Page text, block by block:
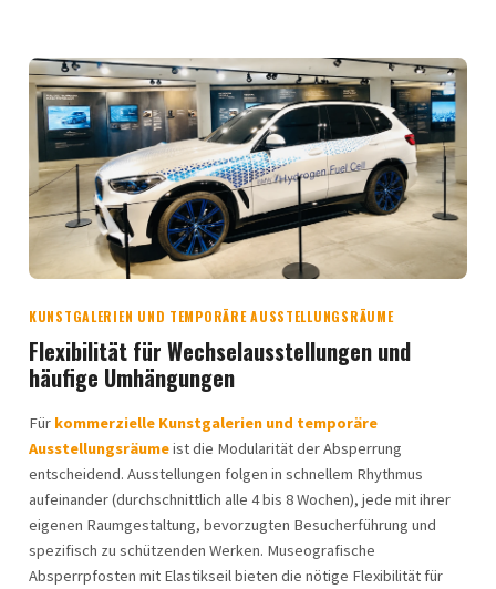
KUNSTGALERIEN UND TEMPORÄRE AUSSTELLUNGSRÄUME
Flexibilität für Wechselausstellungen und
häufige Umhängungen
Für kommerzielle Kunstgalerien und temporäre
Ausstellungsräumeist die Modularität der Absperrung
entscheidend. Ausstellungen folgen in schnellem Rhythmus
aufeinander (durchschnittlich alle 4 bis 8 Wochen), jede mit ihrer
eigenen Raumgestaltung, bevorzugten Besucherführung und
spezifisch zu schützenden Werken. Museografische
Absperrpfosten mit Elastikseil bieten die nötige Flexibilität für